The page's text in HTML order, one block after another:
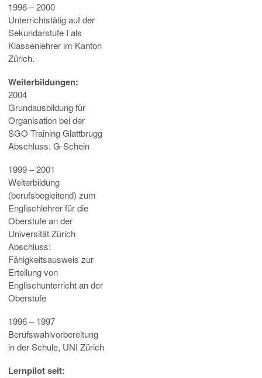
1996 – 2000
Unterrichtstätig auf der
Sekundarstufe I als
Klassenlehrer im Kanton
Zürich.
Weiterbildungen:
2004
Grundausbildung für
Organisation bei der
SGO Training Glattbrugg
Abschluss: G-Schein
1999 – 2001
Weiterbildung
(berufsbegleitend) zum
Englischlehrer für die
Oberstufe an der
Universität Zürich
Abschluss:
Fähigkeitsausweis zur
Erteilung von
Englischunterricht an der
Oberstufe
1996 – 1997
Berufswahlvorbereitung
in der Schule, UNI Zürich
Lernpilot seit: